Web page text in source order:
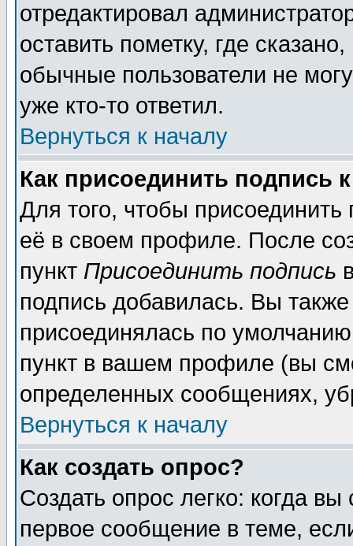
отредактировал
оставить пометку, где
обычные пользователи не
уже кто-то ответил.
Вернуться к началу
Как присоединить подпись
Для того, чтобы
её в своем профиле. После
пункт Присоединить подпись
подпись добавилась. Вы
присоединялась по
пункт в вашем профиле (вы
определенных сообщениях,
Вернуться к началу
Как создать опрос?
Создать опрос легко: когда
первое сообщение в теме,